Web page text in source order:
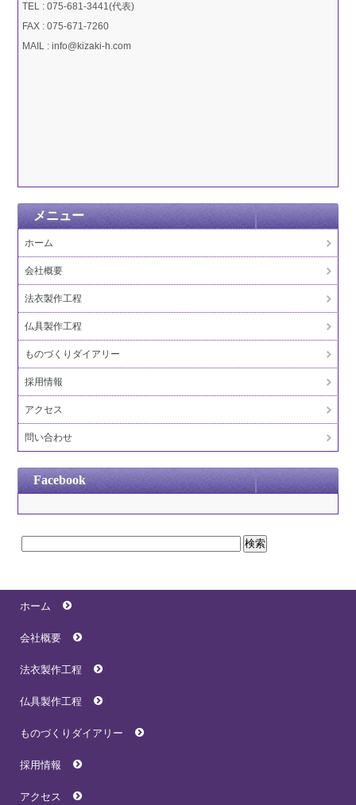
TEL : 075-681-3441(代表)
FAX : 075-671-7260
MAIL : info@kizaki-h.com
メニュー
ホーム
会社概要
法衣製作工程
仏具製作工程
ものづくりダイアリー
採用情報
アクセス
問い合わせ
Facebook
ホーム
会社概要
法衣製作工程
仏具製作工程
ものづくりダイアリー
採用情報
アクセス